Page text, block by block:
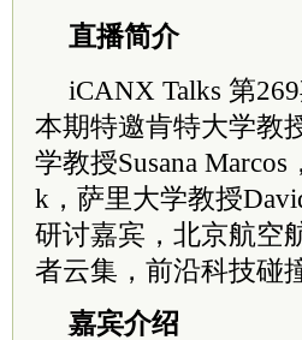
直播简介
iCANX Talks 第
本期特邀肯特大学教
学教授Susana
k，萨里大学教授
研讨嘉宾，北京航空
者云集，前沿科技碰
嘉宾介绍